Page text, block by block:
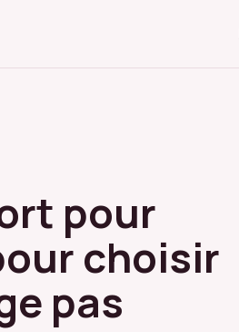
pour
choisir
pas